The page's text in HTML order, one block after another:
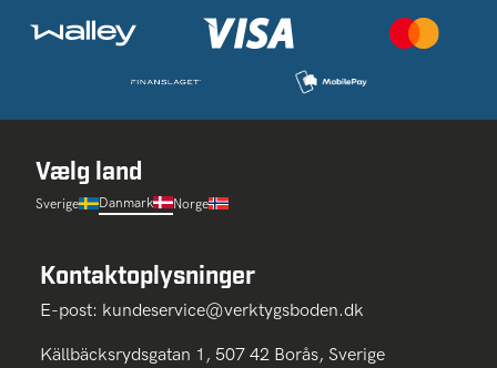
Vælg land
Sverige Danmark Norge
Kontaktoplysninger
E-post: kundeservice@verktygsboden.dk
Källbäcksrydsgatan 1, 507 42 Borås, Sverige